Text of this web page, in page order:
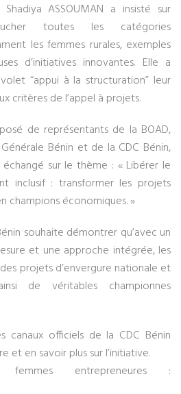
ASSOUMAN a insisté sur
toutes les catégories
les femmes rurales, exemples
d’initiatives innovantes. Elle a
“appui à la structuration” leur
critères de l’appel à projets.
de représentants de la BOAD,
Bénin et de la CDC Bénin,
échangé sur le thème : « Libérer le
inclusif : transformer les projets
champions économiques. »
souhaite démontrer qu’avec un
et une approche intégrée, les
projets d’envergure nationale et
de véritables championnes
canaux officiels de la CDC Bénin
et en savoir plus sur l’initiative.
entrepreneures :